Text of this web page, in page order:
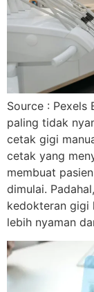
Source : Pexels
paling tidak
cetak gigi
cetak yang
membuat
dimulai.
kedokteran gigi
lebih nyaman